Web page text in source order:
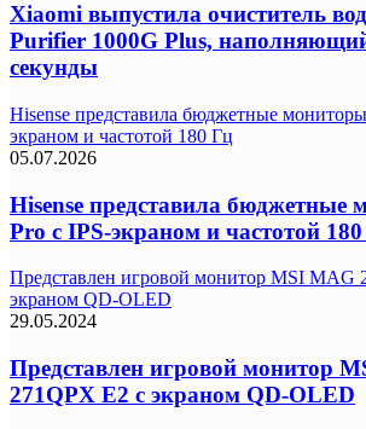
Xiaomi выпустила очиститель
Purifier 1000G Plus,
секунды
Hisense представила бюджетные
экраном и частотой 180 Гц
05.07.2026
Hisense представила бюджетные
Pro с IPS-экраном и частотой
Представлен игровой монитор MSI MAG
экраном QD-OLED
29.05.2024
Представлен игровой монитор
271QPX E2 с экраном QD-OLED